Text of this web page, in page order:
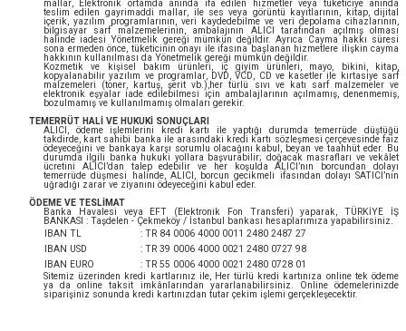
mallar, Elektronik ortamda anında ifa edilen hizmetler veya tüketiciye anında
teslim edilen gayrimaddi mallar, ile ses veya görüntü kayıtlarının, kitap, dijital
içerik, yazılım programlarının, veri kaydedebilme ve veri depolama cihazlarının,
bilgisayar sarf malzemelerinin, ambalajının ALICI tarafından açılmış olması
halinde iadesi Yönetmelik gereği mümkün değildir. Ayrıca Cayma hakkı süresi
sona ermeden önce, tüketicinin onayı ile ifasına başlanan hizmetlere ilişkin cayma
hakkının kullanılması da Yönetmelik gereği mümkün değildir.
Kozmetik ve kişisel bakım ürünleri, iç giyim ürünleri, mayo, bikini, kitap,
kopyalanabilir yazılım ve programlar, DVD, VCD, CD ve kasetler ile kırtasiye sarf
malzemeleri (toner, kartuş, şerit vb.),her türlü sıvı ve katı sarf malzemeler ve
elektronik eşyalar iade edilebilmesi için ambalajlarının açılmamış, denenmemiş,
bozulmamış ve kullanılmamış olmaları gerekir.
TEMERRÜT HALİ VE HUKUKİ SONUÇLARI
ALICI, ödeme işlemlerini kredi kartı ile yaptığı durumda temerrüde düştüğü
takdirde, kart sahibi banka ile arasındaki kredi kartı sözleşmesi çerçevesinde faiz
ödeyeceğini ve bankaya karşı sorumlu olacağını kabul, beyan ve taahhüt eder. Bu
durumda ilgili banka hukuki yollara başvurabilir; doğacak masrafları ve vekâlet
ücretini ALICI’dan talep edebilir ve her koşulda ALICI’nın borcundan dolayı
temerrüde düşmesi halinde, ALICI, borcun gecikmeli ifasından dolayı SATICI’nın
uğradığı zarar ve ziyanını ödeyeceğini kabul eder.
ÖDEME VE TESLİMAT
Banka Havalesi veya EFT (Elektronik Fon Transferi) yaparak, TÜRKİYE İŞ
BANKASI : Taşdelen - Çekmeköy / İstanbul bankası hesaplarımıza yapabilirsiniz.
IBAN TL
: TR 84 0006 4000 0011 2480 2487 27
IBAN USD
: TR 39 0006 4000 0021 2480 0727 98
IBAN EURO
: TR 55 0006 4000 0021 2480 0728 01
Sitemiz üzerinden kredi kartlarınız ile, Her türlü kredi kartınıza online tek ödeme
ya da online taksit imkânlarından yararlanabilirsiniz. Online ödemelerinizde
siparişiniz sonunda kredi kartınızdan tutar çekim işlemi gerçekleşecektir.